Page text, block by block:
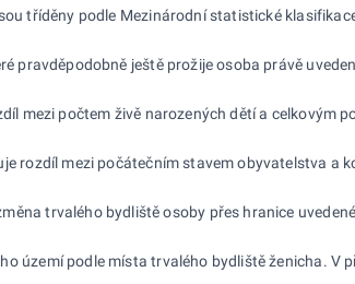
tříděny podle Mezinárodní statistické
pravděpodobně ještě prožije osoba právě
mezi počtem živě narozených dětí a celkovým
rozdíl mezi počátečním stavem obyvatelstva a
trvalého bydliště osoby přes hranice
území podle místa trvalého bydliště ženicha. V